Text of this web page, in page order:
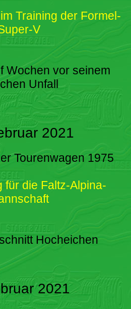
Training der Formel-
V
Wochen vor seinem
Unfall
2021
Tourenwagen 1975
für die Faltz-Alpina-
Hocheichen
2021